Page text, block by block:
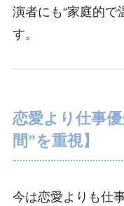
演者にも“家庭的で
す。
恋愛より仕事
間”を重視】
今は恋愛よりも仕